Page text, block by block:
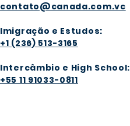
contato@canada.com.vc
Imigração e Estudos:
+1 (236) 513-3165
Intercâmbio e High School:
+55 11 91033-0811